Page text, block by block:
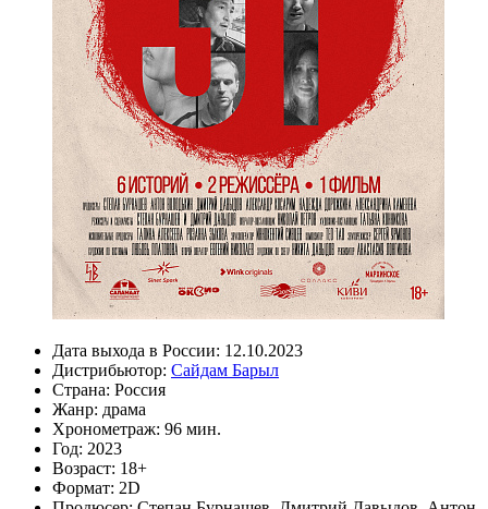
Дата выхода в России: 12.10.2023
Дистрибьютор: Сайдам Барыл
Страна: Россия
Жанр: драма
Хронометраж: 96 мин.
Год: 2023
Возраст: 18+
Формат: 2D